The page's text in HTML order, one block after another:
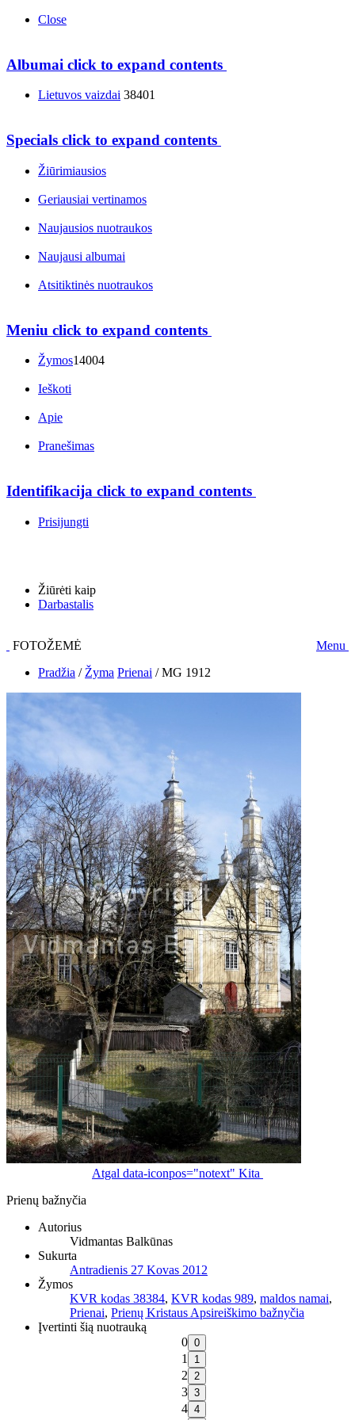
Close
Albumai click to expand contents
Lietuvos vaizdai 38401
Specials click to expand contents
Žiūrimiausios
Geriausiai vertinamos
Naujausios nuotraukos
Naujausi albumai
Atsitiktinės nuotraukos
Meniu click to expand contents
Žymos14004
Ieškoti
Apie
Pranešimas
Identifikacija click to expand contents
Prisijungti
Žiūrėti kaip
Darbastalis
FOTOŽEMĖ
Menu
Pradžia / Žyma Prienai /MG 1912
Atgal data-iconpos="notext" Kita
Prienų bažnyčia
Autorius
Vidmantas Balkūnas
Sukurta
Antradienis 27 Kovas 2012
Žymos
KVR kodas 38384, KVR kodas 989, maldos namai,
Prienai, Prienų Kristaus Apsireiškimo bažnyčia
Įvertinti šią nuotrauką
0
1
2
3
4